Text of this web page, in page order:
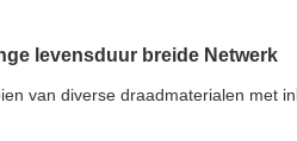
levensduur breide Netwerk
van diverse draadmaterialen met